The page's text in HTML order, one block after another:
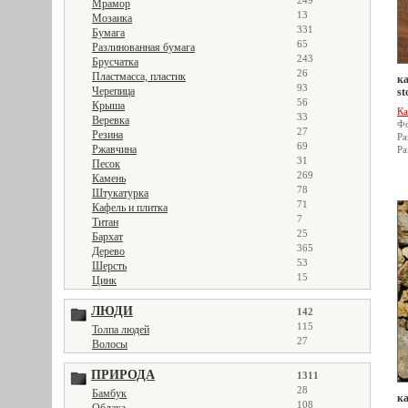
Мрамор
Мозаика 13
Бумага 331
Разлинованная бумага 65
Брусчатка 243
Пластмасса, пластик 26
Черепица 93
Крыша 56
Веревка 33
Резина 27
Ржавчина 69
Песок 31
Камень 269
Штукатурка 78
Кафель и плитка 71
Титан 7
Бархат 25
Дерево 365
Шерсть 53
Цинк 15
ЛЮДИ 142
Толпа людей 115
Волосы 27
ПРИРОДА 1311
Бамбук 28
108